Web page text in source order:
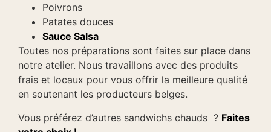
Poivrons
Patates douces
Sauce Salsa
Toutes nos préparations sont faites sur place dans
notre atelier. Nous travaillons avec des produits
frais et locaux pour vous offrir la meilleure qualité
en soutenant les producteurs belges.
Vous préférez d’autres sandwichs chauds ? Faites